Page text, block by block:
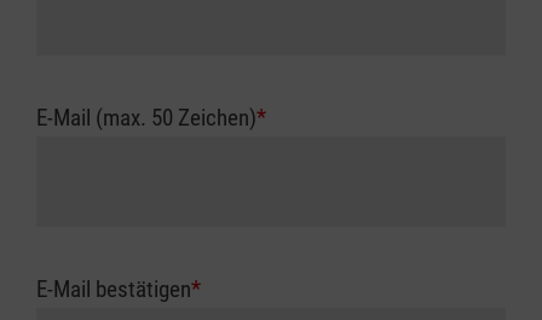
E-Mail (max. 50 Zeichen)*
E-Mail bestätigen*